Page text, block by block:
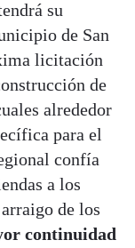
su
de San
licitación
de
alrededor
para el
confía
a los
de los
continuidad